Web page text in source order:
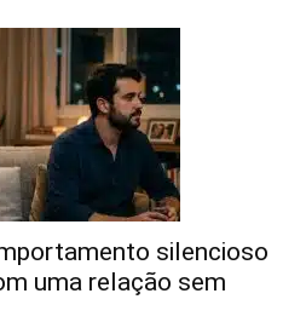
silencioso
uma relação sem